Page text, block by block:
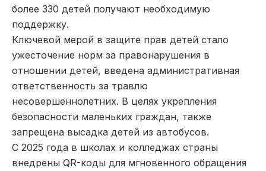
более 330 детей получают необходимую
поддержку.
Ключевой мерой в защите прав детей стало
ужесточение норм за правонарушения в
отношении детей, введена административная
ответственность за травлю
несовершеннолетних. В целях укрепления
безопасности маленьких граждан, также
запрещена высадка детей из автобусов.
С 2025 года в школах и колледжах страны
внедрены QR-коды для мгновенного обращения